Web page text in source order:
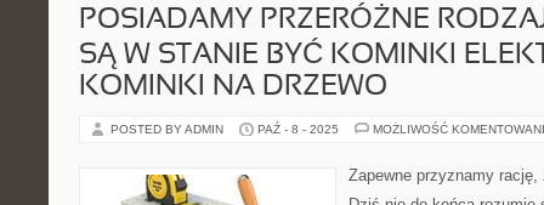
POSIADAMY PRZERÓŻNE
SĄ W STANIE BYĆ KOMINKI
KOMINKI NA DRZEWO
POSTED BY ADMIN PAŹ - 8 - 2025 MOŻLIWOŚĆ
Zapewne przyznamy